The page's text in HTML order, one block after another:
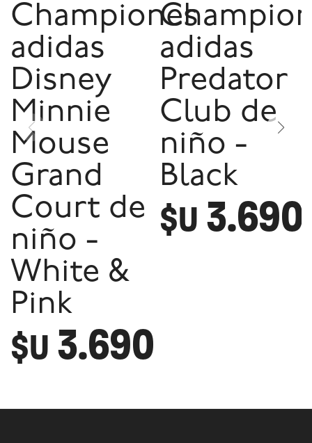
Championes
adidas
Disney
Minnie
Mouse
Grand
Court de
niño -
White &
Pink
$U 3.690
adidas
Predator
Club de
niño -
Black
$U 3.690